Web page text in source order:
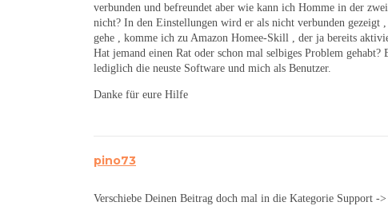
verbunden und befreundet aber wie kann ich Homme in der
nicht? In den Einstellungen wird er als nicht verbunden gezeigt
gehe , komme ich zu Amazon Homee-Skill , der ja bereits
Hat jemand einen Rat oder schon mal selbiges Problem
lediglich die neuste Software und mich als Benutzer.
Danke für eure Hilfe
pino73
Verschiebe Deinen Beitrag doch mal in die Kategorie Support -